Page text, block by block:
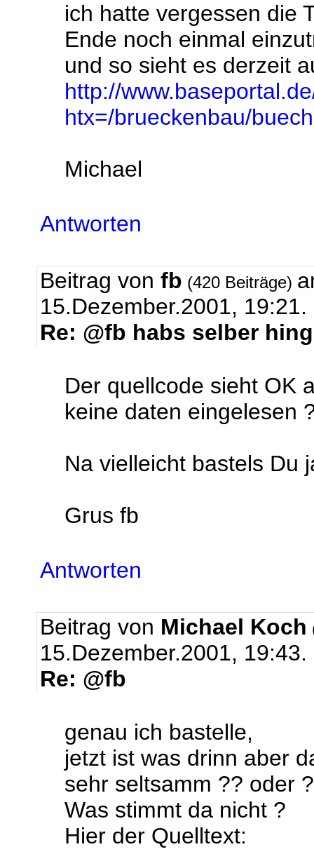
ich hatte vergessen die
Ende noch einmal
und so sieht es derzeit
http://
htx=/brueckenbau/
Michael
Antworten
Beitrag von fb (420 Beiträge)
15.Dezember.2001, 19:21.
Re: @fb habs selber
Der quellcode sieht OK
keine daten eingelesen
Na vielleicht bastels Du
Grus fb
Antworten
Beitrag von Michael Koch
15.Dezember.2001, 19:43.
Re: @fb
genau ich bastelle,
jetzt ist was drinn aber
sehr seltsamm ?? oder ?
Was stimmt da nicht ?
Hier der Quelltext: